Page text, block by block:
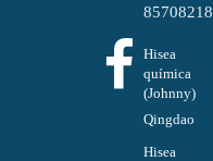
85708218
Hisea
química
(Johnny)
Qingdao
Hisea